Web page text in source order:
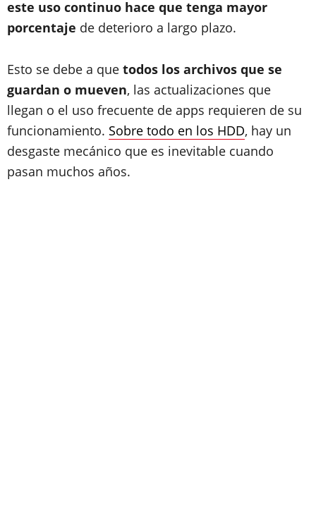
este uso continuo hace que tenga mayor
porcentaje de deterioro a largo plazo.
Esto se debe a que todos los archivos que se
guardan o mueven, las actualizaciones que
llegan o el uso frecuente de apps requieren de su
funcionamiento. Sobre todo en los HDD, hay un
desgaste mecánico que es inevitable cuando
pasan muchos años.